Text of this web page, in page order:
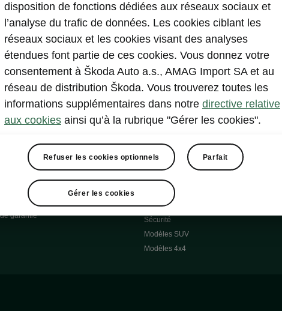
logicielle
garantie
MyŠkoda App
3G Sunset
Liste de disponibilité
Catalogues d’accessoires d’origine
Roues d'Hiver
Škoda Pièces d'origine
Škoda Lifestyle
Occasions
Škoda Occasion Plus
À notre sujet
Sécurité
Modèles SUV
Modèles 4x4
disposition de fonctions dédiées aux réseaux sociaux et
l’analyse du trafic de données. Les cookies ciblant les
réseaux sociaux et les cookies visant des analyses
étendues font partie de ces cookies. Vous donnez votre
consentement à Škoda Auto a.s., AMAG Import SA et au
réseau de distribution Škoda. Vous trouverez toutes les
informations supplémentaires dans notre directive relative
aux cookies ainsi qu’à la rubrique "Gérer les cookies".
Refuser les cookies optionnels Parfait
Gérer les cookies